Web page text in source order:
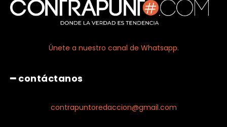
Únete a nuestro canal de Whatsapp.
━ contáctanos
contrapuntoredaccion@gmail.com